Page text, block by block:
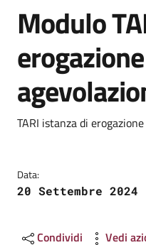
Modulo
Dettagli
TARI istanza di
Data:
20 Settembre 2024
Condividi Vedi